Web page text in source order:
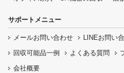
サポートメニュー
メールお問い合わせ LINEお問い
回収可能品一例
よくある質問
会社概要